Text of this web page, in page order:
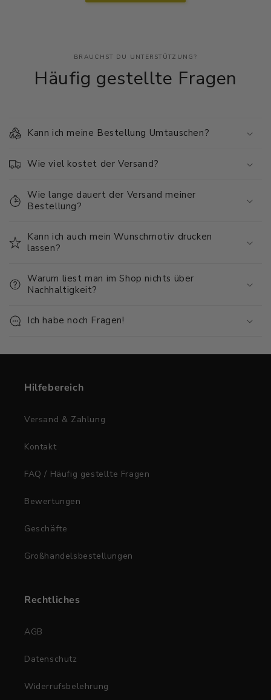
BRAUCHST DU UNTERSTÜTZUNG?
Häufig gestellte Fragen
Kann ich meine Bestellung Umtauschen?
Wie viel kostet der Versand?
Wie lange dauert der Versand meiner
Bestellung?
Kann ich auch mein Wunschmotiv drucken
lassen?
Warum liest man im Shop nichts über
Nachhaltigkeit?
Ich habe noch Fragen!
Hilfebereich
Versand & Zahlung
Kontakt
FAQ / Häufig gestellte Fragen
Bewertungen
Geschäfte
Großhandelsbestellungen
Rechtliches
AGB
Datenschutz
Widerrufsbelehrung